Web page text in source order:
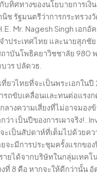
บทิศทางของนโยบายการเงิ
ช รัฐมนตรีว่าการกระทรวง
Mr. Nagesh Singh เอกอั
ำประเทศไทย และนายสุภชั
ถาบันโพธิคยาวิชชาลัย 980
วร ปลัดวธ.
ที่ยวไทยที่จะเป็นพระเอกใน
รถขับเคลื่อนและทนต่อแรง
ลางความเสี่ยงที่ไม่อาจมอง
ว่า เป็นปีของการเผาจริง!.
เป็นสัปดาห์ที่เต็มไปด้วยคว
จะมีการประชุมครั้งแรกขอ
ายได้จากบริษัทในกลุ่มเทคโ
ที่ 8 คือ หากจะให้ดีกว่านั้น อั